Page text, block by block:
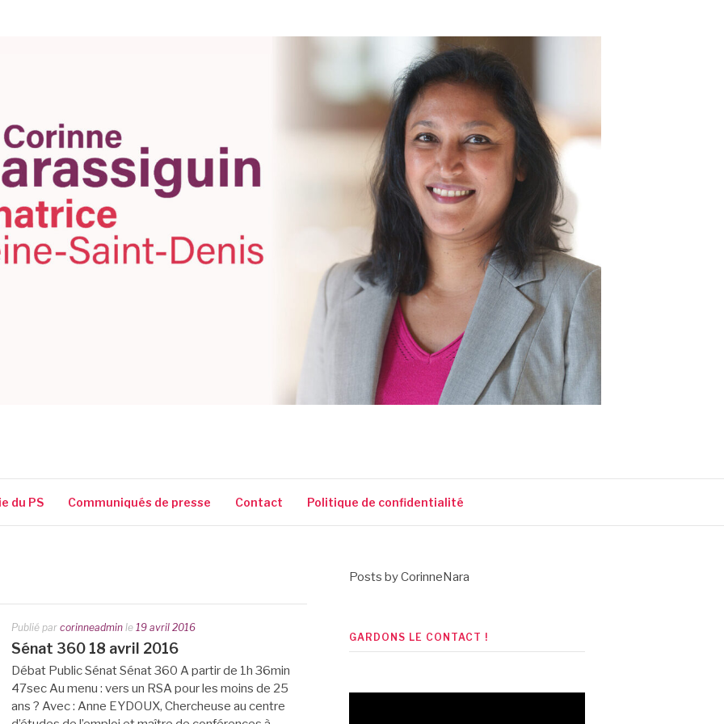
du PS Communiqués de presse Contact Politique de confidentialité
Publié par corinneadmin le 19 avril 2016
Sénat 360 18 avril 2016
Débat Public Sénat Sénat 360 A partir de 1h 36min
47sec Au menu : vers un RSA pour les moins de 25
ans ? Avec : Anne EYDOUX, Chercheuse au centre
Posts by CorinneNara
GARDONS LE CONTACT !